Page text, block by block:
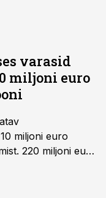
varasid
miljoni euro
miljoni euro
220 miljoni euro